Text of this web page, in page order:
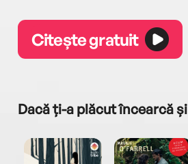
Citește gratuit
Dacă ți-a plăcut încearcă și